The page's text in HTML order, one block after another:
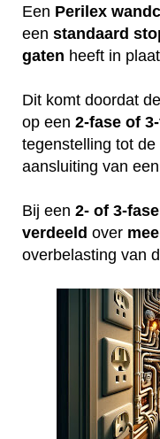
Een Perilex
een standaard
gaten heeft in
Dit komt doordat de
op een 2-fase of
tegenstelling tot
aansluiting van
Bij een 2- of 3-
verdeeld over
overbelasting van